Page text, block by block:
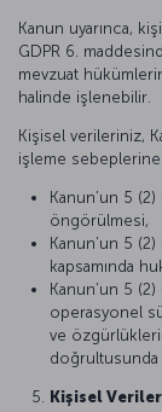
Kanun uyarınca,
GDPR 6.
mevzuat
halinde işlenebilir.
Kişisel verileriniz,
işleme sebeplerine
Kanun’un 5
öngörülmesi,
Kanun’un 5
kapsamında
Kanun’un 5
operasyonel
ve
doğrultusunda
Kişisel